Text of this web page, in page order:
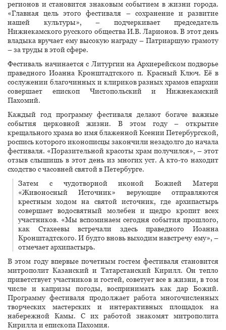
регионов и становится знаковым событием в жизни города.
«Главная цель этого фестиваля – сохранение и развитие
нашей культуры», – подчеркивает председатель
Нижнекамского русского общества И.В. Ларионов. В этот день
владыка вручает ему высокую награду – Патриаршую грамоту
– за труды в этой сфере.
Фестиваль начинается с Литургии на Архиерейском подворье
праведного Иоанна Кронштадтского п. Красный Ключ. Её в
сослужении благочинных и клириков разных храмов епархии
совершает епископ Чистопольский и Нижнекамский
Пахомий.
Каждый год программу фестиваля делают богаче важные
события церковной жизни. В этом году – открытие
крещального храма во имя блаженной Ксении Петербургской,
роспись которого иконописцы закончили незадолго до начала
фестиваля. «Поразительной красоты храм получился», – этот
отзыв слышишь в этот день из многих уст. А кто-то находит
сходство с часовней святой в Петербурге.
Затем с чудотворной иконой Божией Матери
«Живоносный Источник» верующие отправляются
крестным ходом на святой источник, где архипастырь
совершает водосвятный молебен и щедро кропит всех
участников. «Мы вспоминаем сегодня события прошлого,
как Стахеевы встречали здесь праведного Иоанна
Кронштадтского. И будто вновь выходим навстречу ему», –
отмечает архипастырь.
В этом году впервые почетным гостем фестиваля становится
митрополит Казанский и Татарстанский Кирилл. Он тепло
приветствует участников и гостей, советует все в жизни, в том
числе и капризы погоды, воспринимать как дар Божий.
Программу фестиваля продолжает работа многочисленных
творческих мастерских и интерактивных площадок на
набережной Камы. С их работой знакомят митрополита
Кирилла и епископа Пахомия.